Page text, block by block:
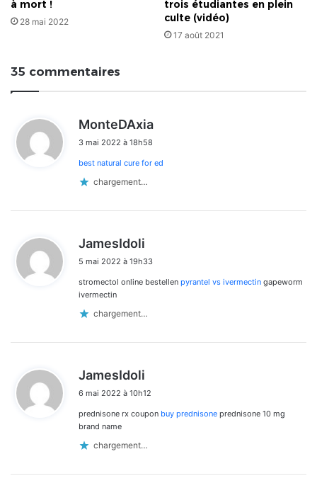
à mort !
28 mai 2022
trois étudiantes en plein
culte (vidéo)
17 août 2021
35 commentaires
MonteDAxia
3 mai 2022 à 18h58
best natural cure for ed
chargement…
JamesIdoli
t
5 mai 2022 à 19h33
stromectol online bestellen pyrantel vs ivermectin gapeworm
ivermectin
chargement…
JamesIdoli
t
6 mai 2022 à 10h12
prednisone rx coupon buy prednisone prednisone 10 mg
brand name
chargement…